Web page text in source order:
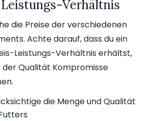
Verhältnis
die Preise der verschiedenen
Achte darauf, dass du ein
Leistungs-Verhältnis erhältst,
der Qualität Kompromisse
die Menge und Qualität